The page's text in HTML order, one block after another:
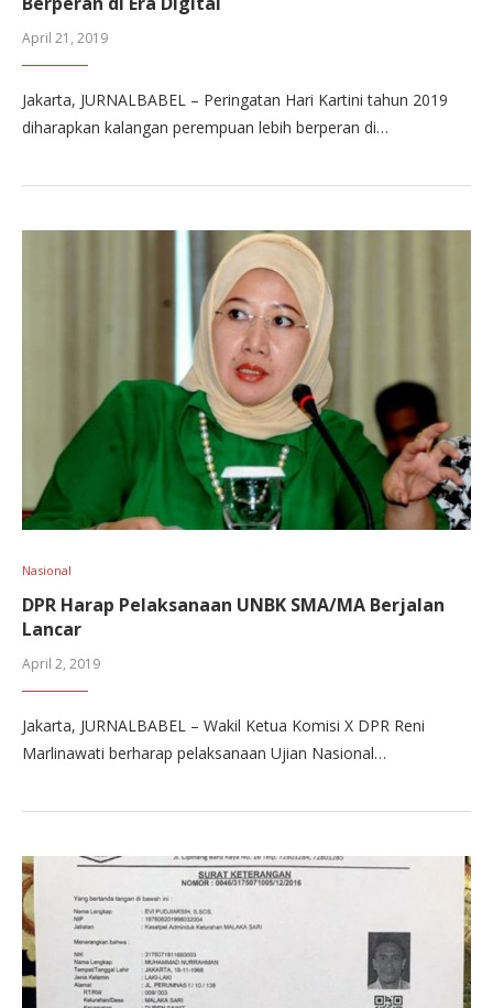
April 21, 2019
Jakarta, JURNALBABEL – Peringatan Hari Kartini tahun 2019
diharapkan kalangan perempuan lebih berperan di…
Nasional
DPR Harap Pelaksanaan UNBK SMA/MA Berjalan
Lancar
April 2, 2019
Jakarta, JURNALBABEL – Wakil Ketua Komisi X DPR Reni
Marlinawati berharap pelaksanaan Ujian Nasional…